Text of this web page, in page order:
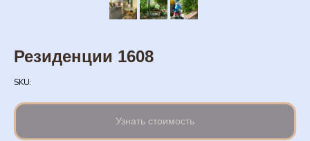
Резиденции 1608
SKU:
Узнать стоимость